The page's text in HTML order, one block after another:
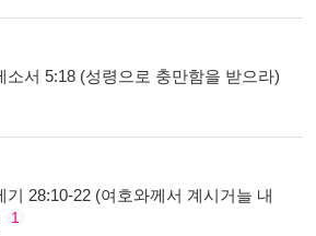
소서 5:18 (성령으로 충만함을 받으라)
기 28:10-22 (여호와께서 계시거늘 내
1